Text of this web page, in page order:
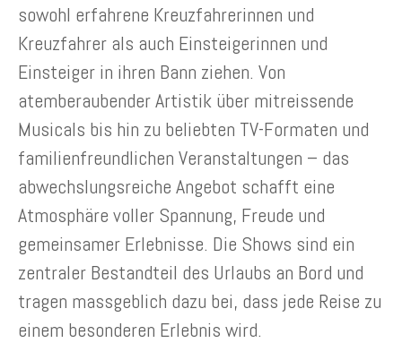
sowohl erfahrene Kreuzfahrerinnen und
Kreuzfahrer als auch Einsteigerinnen und
Einsteiger in ihren Bann ziehen. Von
atemberaubender Artistik über mitreissende
Musicals bis hin zu beliebten TV-Formaten und
familienfreundlichen Veranstaltungen – das
abwechslungsreiche Angebot schafft eine
Atmosphäre voller Spannung, Freude und
gemeinsamer Erlebnisse. Die Shows sind ein
zentraler Bestandteil des Urlaubs an Bord und
tragen massgeblich dazu bei, dass jede Reise zu
einem besonderen Erlebnis wird.